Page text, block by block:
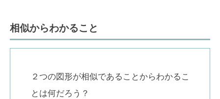
相似からわかること
２つの図形が相似であることからわかるこ
とは何だろう？